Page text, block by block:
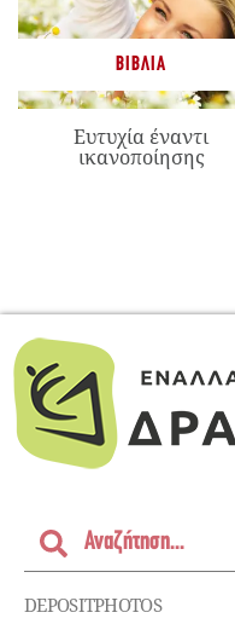
ΒΙΒΛΊΑ
Ευτυχία έναντι
ικανοποίησης
DEPOSITPHOTOS